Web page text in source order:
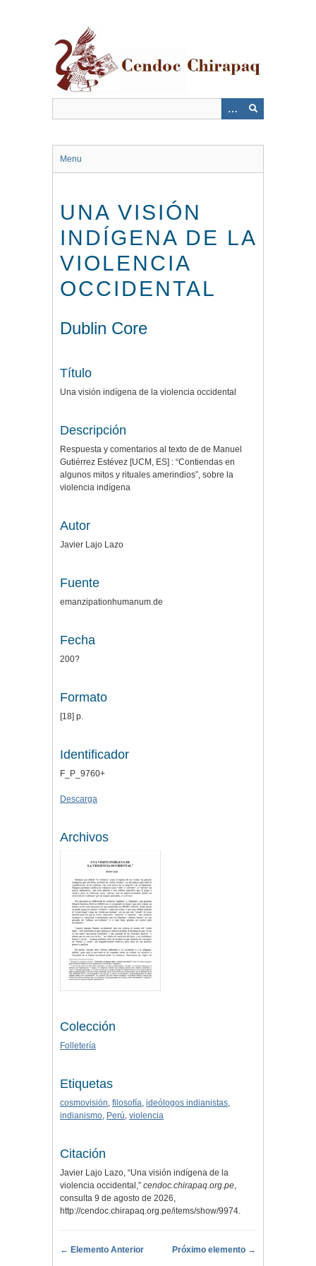
Menu
UNA VISIÓN
INDÍGENA DE LA
VIOLENCIA
OCCIDENTAL
Dublin Core
Título
Una visión indígena de la violencia occidental
Descripción
Respuesta y comentarios al texto de de Manuel
Gutiérrez Estévez [UCM, ES] : “Contiendas en
algunos mitos y rituales amerindios”, sobre la
violencia indígena
Autor
Javier Lajo Lazo
Fuente
emanzipationhumanum.de
Fecha
200?
Formato
[18] p.
Identificador
F_P_9760+
Descarga
Archivos
Colección
Folletería
Etiquetas
cosmovisión, filosofía, ideólogos indianistas,
indianismo, Perú, violencia
Citación
Javier Lajo Lazo, “Una visión indígena de la
violencia occidental,” cendoc.chirapaq.org.pe,
consulta 9 de agosto de 2026,
http://cendoc.chirapaq.org.pe/items/show/9974.
← Elemento Anterior Próximo elemento →